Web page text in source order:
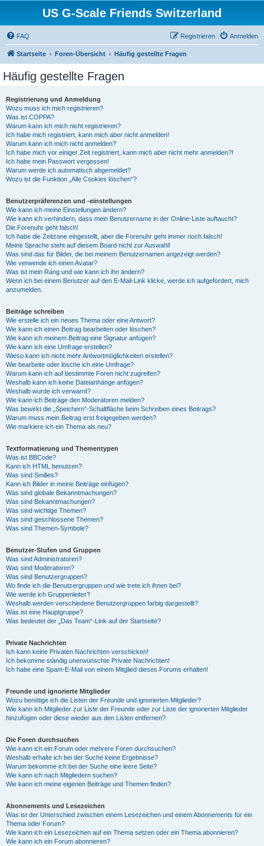
US G-Scale Friends Switzerland
FAQ Anmelden
Registrieren
Startseite Foren-Übersicht Häufig gestellte Fragen
Häufig gestellte Fragen
Registrierung und Anmeldung
Wozu muss ich mich registrieren?
Was ist COPPA?
Warum kann ich mich nicht registrieren?
Ich habe mich registriert, kann mich aber nicht anmelden!
Warum kann ich mich nicht anmelden?
Ich habe mich vor einiger Zeit registriert, kann mich aber nicht mehr anmelden?!
Ich habe mein Passwort vergessen!
Warum werde ich automatisch abgemeldet?
Wozu ist die Funktion „Alle Cookies löschen“?
Benutzerpräferenzen und -einstellungen
Wie kann ich meine Einstellungen ändern?
Wie kann ich verhindern, dass mein Benutzername in der Online-Liste auftaucht?
Die Forenuhr geht falsch!
Ich habe die Zeitzone eingestellt, aber die Forenuhr geht immer noch falsch!
Meine Sprache steht auf diesem Board nicht zur Auswahl!
Was sind das für Bilder, die bei meinem Benutzernamen angezeigt werden?
Wie verwende ich einen Avatar?
Was ist mein Rang und wie kann ich ihn ändern?
Wenn ich bei einem Benutzer auf den E-Mail-Link klicke, werde ich aufgefordert, mich
anzumelden.
Beiträge schreiben
Wie erstelle ich ein neues Thema oder eine Antwort?
Wie kann ich einen Beitrag bearbeiten oder löschen?
Wie kann ich meinem Beitrag eine Signatur anfügen?
Wie kann ich eine Umfrage erstellen?
Wieso kann ich nicht mehr Antwortmöglichkeiten erstellen?
Wie bearbeite oder lösche ich eine Umfrage?
Warum kann ich auf bestimmte Foren nicht zugreifen?
Weshalb kann ich keine Dateianhänge anfügen?
Weshalb wurde ich verwarnt?
Wie kann ich Beiträge den Moderatoren melden?
Was bewirkt die „Speichern“-Schaltfläche beim Schreiben eines Beitrags?
Warum muss mein Beitrag erst freigegeben werden?
Wie markiere ich ein Thema als neu?
Textformatierung und Thementypen
Was ist BBCode?
Kann ich HTML benutzen?
Was sind Smilies?
Kann ich Bilder in meine Beiträge einfügen?
Was sind globale Bekanntmachungen?
Was sind Bekanntmachungen?
Was sind wichtige Themen?
Was sind geschlossene Themen?
Was sind Themen-Symbole?
Benutzer-Stufen und Gruppen
Was sind Administratoren?
Was sind Moderatoren?
Was sind Benutzergruppen?
Wo finde ich die Benutzergruppen und wie trete ich ihnen bei?
Wie werde ich Gruppenleiter?
Weshalb werden verschiedene Benutzergruppen farbig dargestellt?
Was ist eine Hauptgruppe?
Was bedeutet der „Das Team“-Link auf der Startseite?
Private Nachrichten
Ich kann keine Privaten Nachrichten verschicken!
Ich bekomme ständig unerwünschte Private Nachrichten!
Ich habe eine Spam-E-Mail von einem Mitglied dieses Forums erhalten!
Freunde und ignorierte Mitglieder
Wozu benötige ich die Listen der Freunde und ignorierten Mitglieder?
Wie kann ich Mitglieder zur Liste der Freunde oder zur Liste der ignorierten Mitglieder
hinzufügen oder diese wieder aus den Listen entfernen?
Die Foren durchsuchen
Wie kann ich ein Forum oder mehrere Foren durchsuchen?
Weshalb erhalte ich bei der Suche keine Ergebnisse?
Warum bekomme ich bei der Suche eine leere Seite?
Wie kann ich nach Mitgliedern suchen?
Wie kann ich meine eigenen Beiträge und Themen finden?
Abonnements und Lesezeichen
Was ist der Unterschied zwischen einem Lesezeichen und einem Abonnements für ein
Thema oder Forum?
Wie kann ich ein Lesezeichen auf ein Thema setzen oder ein Thema abonnieren?
Wie kann ich ein Forum abonnieren?